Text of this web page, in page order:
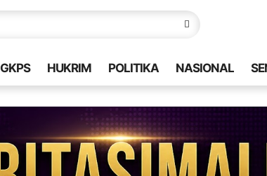
GKPS HUKRIM POLITIKA NASIONAL